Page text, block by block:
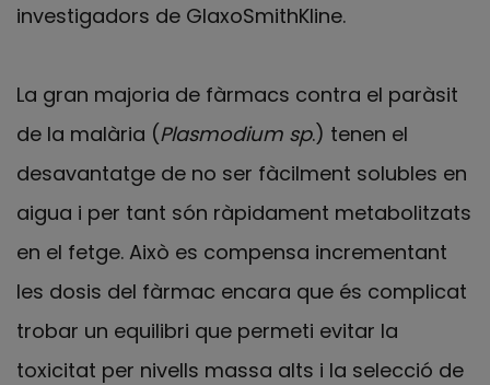
investigadors de GlaxoSmithKline.
La gran majoria de fàrmacs contra el paràsit
de la malària (Plasmodium sp.) tenen el
desavantatge de no ser fàcilment solubles en
aigua i per tant són ràpidament metabolitzats
en el fetge. Això es compensa incrementant
les dosis del fàrmac encara que és complicat
trobar un equilibri que permeti evitar la
toxicitat per nivells massa alts i la selecció de